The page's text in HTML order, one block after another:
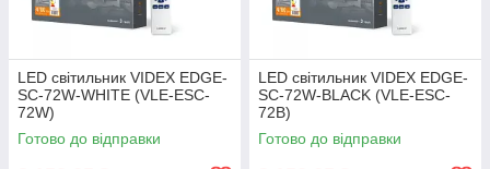
LED світильник VIDEX EDGE-
SC-72W-WHITE (VLE-ESC-
72W)
Готово до відправки
LED світильник VIDEX EDGE-
SC-72W-BLACK (VLE-ESC-
72B)
Готово до відправки